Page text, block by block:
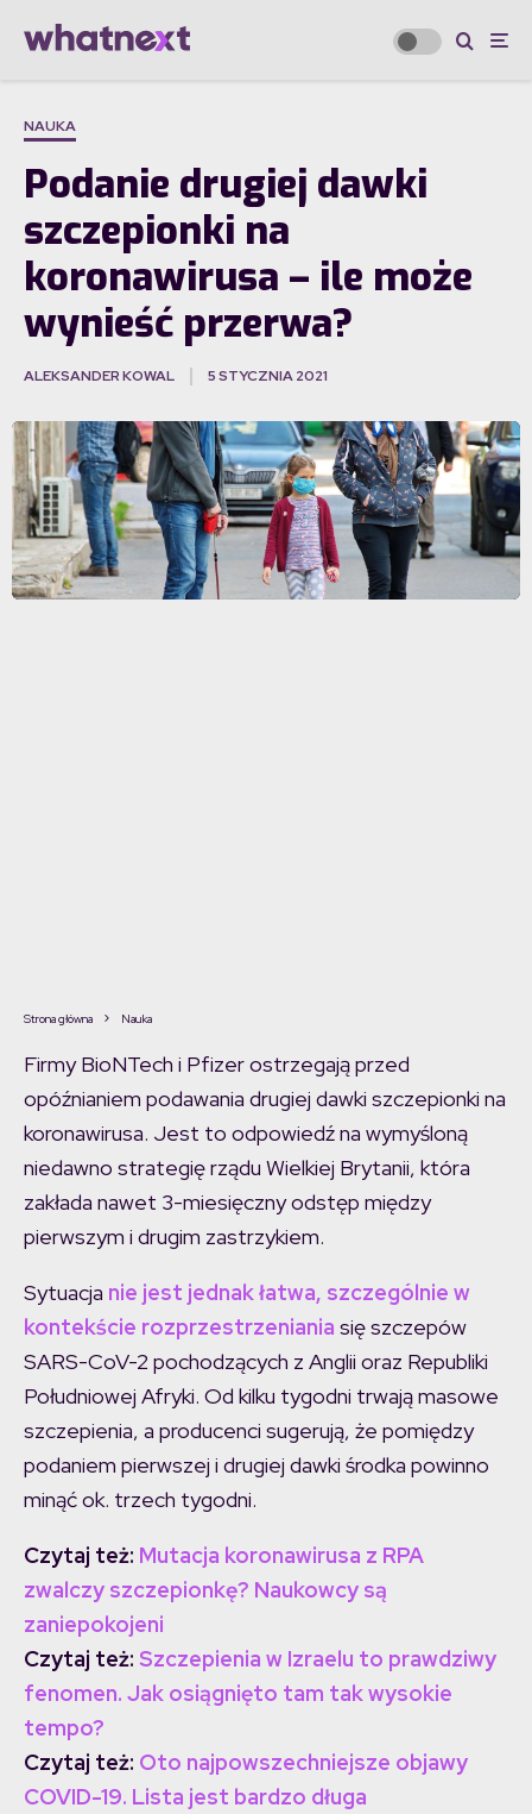
NAUKA
Podanie drugiej dawki
szczepionki na
koronawirusa – ile może
wynieść przerwa?
ALEKSANDER KOWAL 5 STYCZNIA 2021
Strona główna Nauka
Firmy BioNTech i Pfizer ostrzegają przed
opóźnianiem podawania drugiej dawki szczepionki na
koronawirusa. Jest to odpowiedź na wymyśloną
niedawno strategię rządu Wielkiej Brytanii, która
zakłada nawet 3-miesięczny odstęp między
pierwszym i drugim zastrzykiem.
Sytuacja nie jest jednak łatwa, szczególnie w
kontekście rozprzestrzeniania się szczepów
SARS-CoV-2 pochodzących z Anglii oraz Republiki
Południowej Afryki. Od kilku tygodni trwają masowe
szczepienia, a producenci sugerują, że pomiędzy
podaniem pierwszej i drugiej dawki środka powinno
minąć ok. trzech tygodni.
Czytaj też: Mutacja koronawirusa z RPA
zwalczy szczepionkę? Naukowcy są
zaniepokojeni
Czytaj też: Szczepienia w Izraelu to prawdziwy
fenomen. Jak osiągnięto tam tak wysokie
tempo?
Czytaj też: Oto najpowszechniejsze objawy
COVID-19. Lista jest bardzo długa